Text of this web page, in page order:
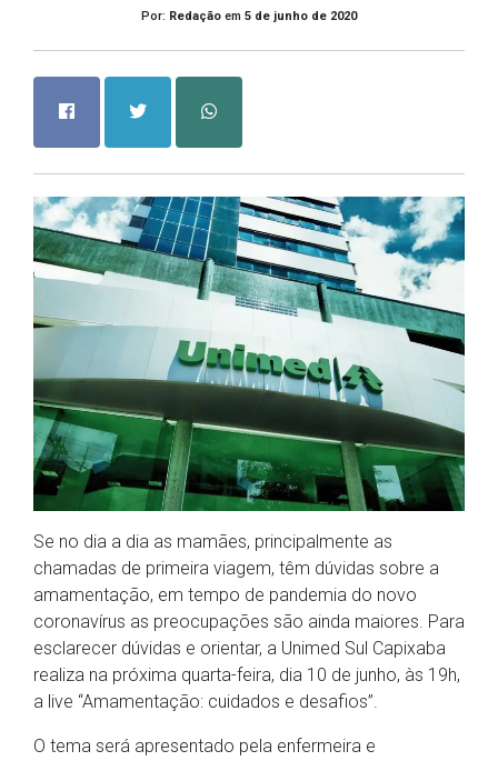
Por: Redação em 5 de junho de 2020
Se no dia a dia as mamães, principalmente as
chamadas de primeira viagem, têm dúvidas sobre a
amamentação, em tempo de pandemia do novo
coronavírus as preocupações são ainda maiores. Para
esclarecer dúvidas e orientar, a Unimed Sul Capixaba
realiza na próxima quarta-feira, dia 10 de junho, às 19h,
a live “Amamentação: cuidados e desafios”.
O tema será apresentado pela enfermeira e